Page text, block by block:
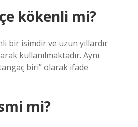
kökenli mi?
bir isimdir ve uzun yıllardır
kullanılmaktadır. Aynı
biri” olarak ifade
mi?